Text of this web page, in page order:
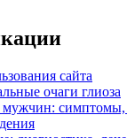
сайта
очаги глиоза
симптомы,